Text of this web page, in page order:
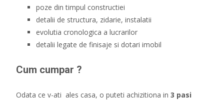
poze din timpul constructiei
detalii de structura, zidarie, instalatii
evolutia cronologica a lucrarilor
detalii legate de finisaje si dotari imobil
Cum cumpar ?
Odata ce v-ati ales casa, o puteti achizitiona in 3 pasi